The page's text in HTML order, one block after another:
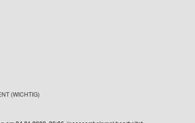
(WICHTIG)